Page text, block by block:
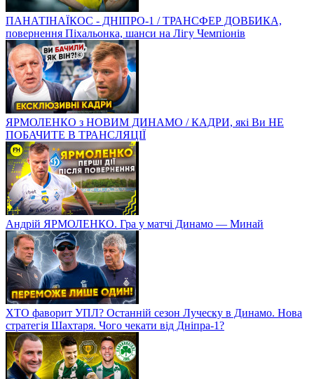
ПАНАТІНАЇКОС - ДНІПРО-1 / ТРАНСФЕР ДОВБИКА,
повернення Піхальонка, шанси на Лігу Чемпіонів
ЯРМОЛЕНКО з НОВИМ ДИНАМО / КАДРИ, які Ви НЕ
ПОБАЧИТЕ В ТРАНСЛЯЦІЇ
Андрій ЯРМОЛЕНКО. Гра у матчі Динамо — Минай
ХТО фаворит УПЛ? Останній сезон Луческу в Динамо. Нова
стратегія Шахтаря. Чого чекати від Дніпра-1?